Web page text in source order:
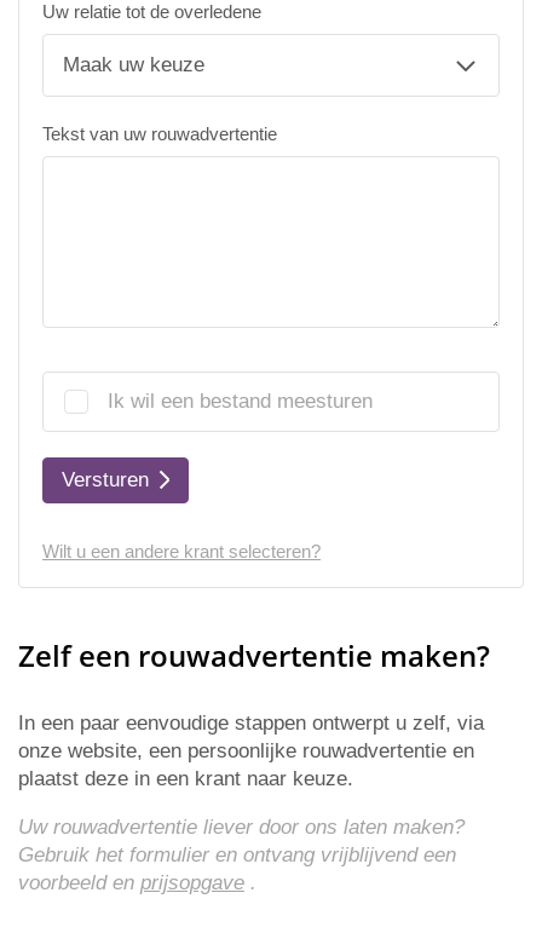
Uw relatie tot de overledene
Tekst van uw rouwadvertentie
Ik wil een bestand meesturen
Versturen
Wilt u een andere krant selecteren?
Zelf een rouwadvertentie maken?
In een paar eenvoudige stappen ontwerpt u zelf, via
onze website, een persoonlijke rouwadvertentie en
plaatst deze in een krant naar keuze.
Uw rouwadvertentie liever door ons laten maken?
Gebruik het formulier en ontvang vrijblijvend een
voorbeeld en prijsopgave .